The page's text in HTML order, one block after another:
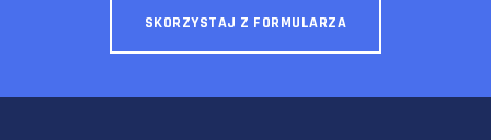
SKORZYSTAJ Z FORMULARZA